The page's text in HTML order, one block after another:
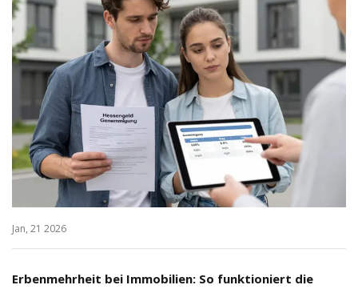
Jan, 21 2026
Erbenmehrheit bei Immobilien: So funktioniert die